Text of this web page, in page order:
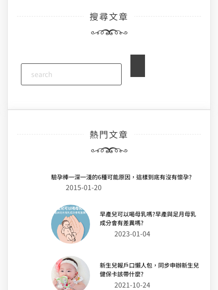
搜尋文章
熱門文章
驗孕棒一深一淺的6種可能原因，這樣到底有沒有懷孕?
2015-01-20
早產兒可以喝母乳嗎?早產與足月母乳
成分會有差異嗎?
2023-01-04
新生兒報戶口懶人包，同步申辦新生兒
健保卡該帶什麼?
2021-10-24